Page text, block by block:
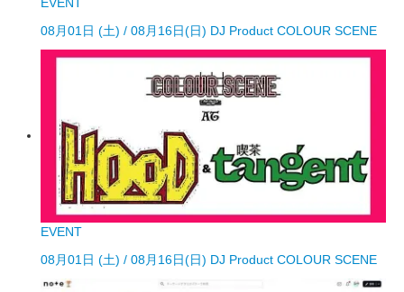
08月01日 (土) / 08月16日(日) DJ Product COLOUR SCENE
EVENT
08月01日 (土) / 08月16日(日) DJ Product COLOUR SCENE